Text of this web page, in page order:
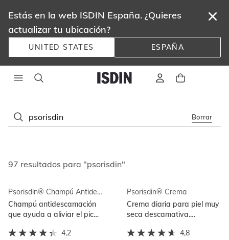
Estás en la web ISDIN España. ¿Quieres
actualizar tu ubicación?
UNITED STATES ESPAÑA
Borrar
97 resultados para "psorisdin"
Psorisdin® Champú Antidescamación 400ml
Champú antidescamación
que ayuda a aliviar el picor,
reduciendo rojeces
4,2
Psorisdin® Crema
Crema diaria para piel muy
seca descamativa.
refuerza la función barrera
4,8